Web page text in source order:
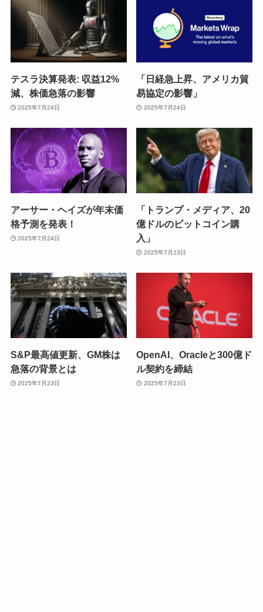
テスラ決算発表: 収益12%
減、株価急落の影響
2025年7月24日
「日経急上昇、アメリカ貿
易協定の影響」
2025年7月24日
アーサー・ヘイズが年末価
格予測を発表！
2025年7月24日
「トランプ・メディア、20
億ドルのビットコイン購
入」
2025年7月23日
S&P最高値更新、GM株は
急落の背景とは
2025年7月23日
OpenAI、Oracleと300億ド
ル契約を締結
2025年7月23日